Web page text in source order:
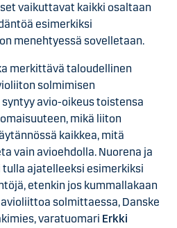
vaikuttavat kaikki osaltaan
esimerkiksi
menehtyessä sovelletaan.
merkittävä taloudellinen
solmimisen
avio-oikeus toistensa
mikä liiton
kaikkea, mitä
vain avioehdolla. Nuorena ja
tulla ajatelleeksi esimerkiksi
etenkin jos kummallakaan
solmittaessa, Danske
varatuomari Erkki